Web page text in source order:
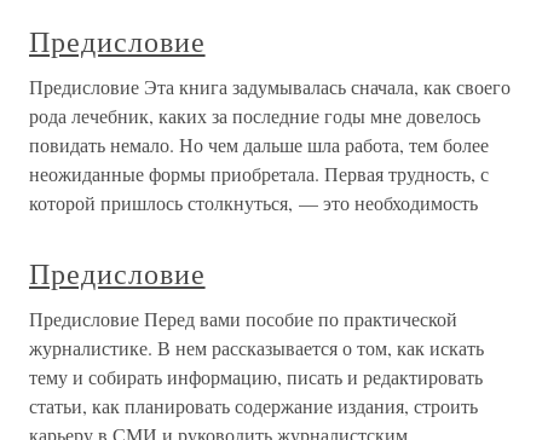
Предисловие
Предисловие Эта книга задумывалась сначала, как своего
рода лечебник, каких за последние годы мне довелось
повидать немало. Но чем дальше шла работа, тем более
неожиданные формы приобретала. Первая трудность, с
которой пришлось столкнуться, — это необходимость
Предисловие
Предисловие Перед вами пособие по практической
журналистике. В нем рассказывается о том, как искать
тему и собирать информацию, писать и редактировать
статьи, как планировать содержание издания, строить